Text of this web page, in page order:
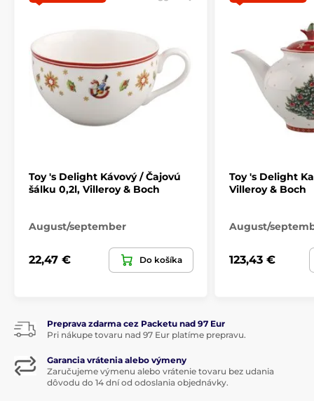
Toy 's Delight Kávový / Čajovú
šálku 0,2l, Villeroy & Boch
August/september
22,47 € Do košíka
Toy 's Delight
Villeroy & Boch
August/
123,43 €
Preprava zdarma cez Packetu nad 97 Eur
Pri nákupe tovaru nad 97 Eur platíme prepravu.
Garancia vrátenia alebo výmeny
Zaručujeme výmenu alebo vrátenie tovaru bez udania
dôvodu do 14 dní od odoslania objednávky.